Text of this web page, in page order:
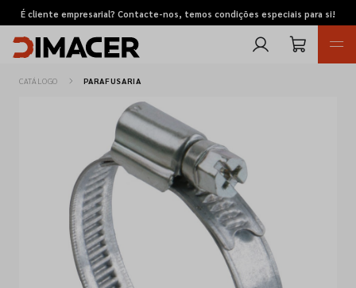
É cliente empresarial? Contacte-nos, temos condições especiais para si!
Retomas
Pedidos de cotação
CATÁLOGO PARAFUSARIA